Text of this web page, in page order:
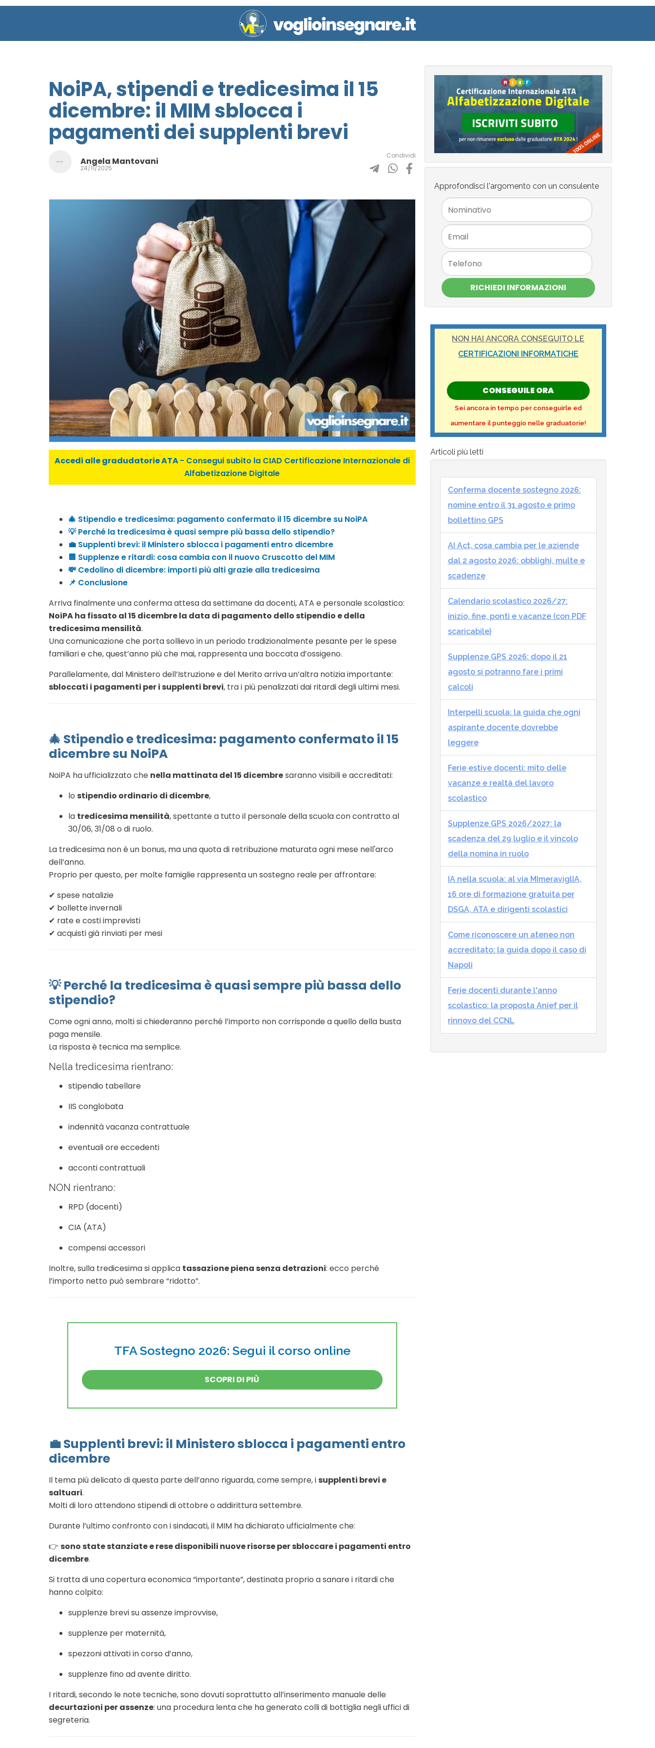
NoiPA, stipendi e tredicesima il 15
dicembre: il MIM sblocca i
pagamenti dei supplenti brevi
Angela Mantovani
24/11/2025
Condividi
Accedi alle gradudatorie ATA- Consegui subito la CIAD Certificazione Internazionale di
Alfabetizazione Digitale
🎄 Stipendio e tredicesima: pagamento confermato il 15 dicembre su NoiPA
💡 Perché la tredicesima è quasi sempre più bassa dello stipendio?
💼 Supplenti brevi: il Ministero sblocca i pagamenti entro dicembre
🟦 Supplenze e ritardi: cosa cambia con il nuovo Cruscotto del MIM
💸 Cedolino di dicembre: importi più alti grazie alla tredicesima
📌 Conclusione
Arriva finalmente una conferma attesa da settimane da docenti, ATA e personale scolastico:
NoiPA ha fissato al 15 dicembre la data di pagamento dello stipendio e della
tredicesima mensilità.
Una comunicazione che porta sollievo in un periodo tradizionalmente pesante per le spese
familiari e che, quest’anno più che mai, rappresenta una boccata d’ossigeno.
Parallelamente, dal Ministero dell’Istruzione e del Merito arriva un’altra notizia importante:
sbloccati i pagamenti per i supplenti brevi, tra i più penalizzati dai ritardi degli ultimi mesi.
🎄 Stipendio e tredicesima: pagamento confermato il 15
dicembre su NoiPA
NoiPA ha ufficializzato che nella mattinata del 15 dicembresaranno visibili e accreditati:
lo stipendio ordinario di dicembre,
la tredicesima mensilità, spettante a tutto il personale della scuola con contratto al
30/06, 31/08 o di ruolo.
La tredicesima non è un bonus, ma una quota di retribuzione maturata ogni mese nell'arco
dell’anno.
Proprio per questo, per molte famiglie rappresenta un sostegno reale per affrontare:
✔ spese natalizie
✔ bollette invernali
✔ rate e costi imprevisti
✔ acquisti già rinviati per mesi
💡Perché la tredicesima è quasi sempre più bassa dello
stipendio?
Come ogni anno, molti si chiederanno perché l’importo non corrisponde a quello della busta
paga mensile.
La risposta è tecnica ma semplice.
Nella tredicesima rientrano:
stipendio tabellare
IIS conglobata
indennità vacanza contrattuale
eventuali ore eccedenti
acconti contrattuali
NON rientrano:
RPD (docenti)
CIA (ATA)
compensi accessori
Inoltre, sulla tredicesima si applica tassazione piena senza detrazioni: ecco perché
l’importo netto può sembrare “ridotto”.
TFA Sostegno 2026: Segui il corso online
SCOPRI DI PIÙ
💼Supplenti brevi: il Ministero sblocca i pagamenti entro
dicembre
Il tema più delicato di questa parte dell’anno riguarda, come sempre, i supplenti brevi e
saltuari.
Molti di loro attendono stipendi di ottobre o addirittura settembre.
Durante l’ultimo confronto con i sindacati, il MIM ha dichiarato ufficialmente che:
👉 sono state stanziate e rese disponibili nuove risorse per sbloccare i pagamenti entro
dicembre.
Si tratta di una copertura economica “importante”, destinata proprio a sanare i ritardi che
hanno colpito:
supplenze brevi su assenze improvvise,
supplenze per maternità,
spezzoni attivati in corso d’anno,
supplenze fino ad avente diritto.
I ritardi, secondo le note tecniche, sono dovuti soprattutto all’inserimento manuale delle
decurtazioni per assenze: una procedura lenta che ha generato colli di bottiglia negli uffici di
segreteria.
Approfondisci l'argomento con un consulente
RICHIEDI INFORMAZIONI
NON HAI ANCORA CONSEGUITO LE
CERTIFICAZIONI INFORMATICHE
CONSEGUILE ORA
Sei ancora in tempo per conseguirle ed
aumentare il punteggio nelle graduatorie!
Articoli più letti
Conferma docente sostegno 2026:
nomine entro il 31 agosto e primo
bollettino GPS
AI Act, cosa cambia per le aziende
dal 2 agosto 2026: obblighi, multe e
scadenze
Calendario scolastico 2026/27:
inizio, fine, ponti e vacanze (con PDF
scaricabile)
Supplenze GPS 2026: dopo il 21
agosto si potranno fare i primi
calcoli
Interpelli scuola: la guida che ogni
aspirante docente dovrebbe
leggere
Ferie estive docenti: mito delle
vacanze e realtà del lavoro
scolastico
Supplenze GPS 2026/2027: la
scadenza del 29 luglio e il vincolo
della nomina in ruolo
IA nella scuola: al via MImeraviglIA,
16 ore di formazione gratuita per
DSGA, ATA e dirigenti scolastici
Come riconoscere un ateneo non
accreditato: la guida dopo il caso di
Napoli
Ferie docenti durante l'anno
scolastico: la proposta Anief per il
rinnovo del CCNL